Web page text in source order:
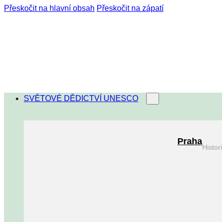
Přeskočit na hlavní obsah Přeskočit na zápatí
SVĚTOVÉ DĚDICTVÍ UNESCO
Praha